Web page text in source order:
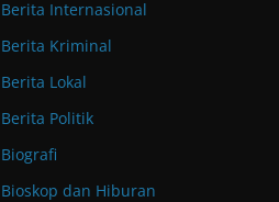
Berita Internasional
Berita Kriminal
Berita Lokal
Berita Politik
Biografi
Bioskop dan Hiburan